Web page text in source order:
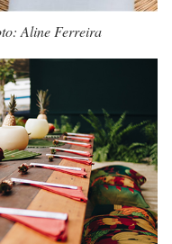
Aline Ferreira